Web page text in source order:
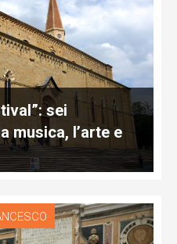
sei
musica, l’arte e